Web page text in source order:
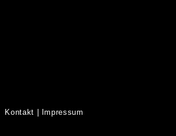
Kontakt Impressum